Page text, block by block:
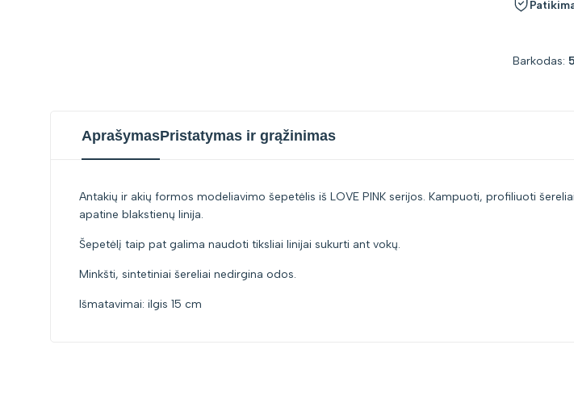
"product"
{{
Barkodas:
AprašymasPristatymas ir grąžinimas
Antakių ir akių formos modeliavimo šepetėlis iš LOVE PINK serijos. Kampuoti, profiliuoti
apatine blakstienų linija.
Šepetėlį taip pat galima naudoti tiksliai linijai sukurti ant vokų.
Minkšti, sintetiniai šereliai nedirgina odos.
Išmatavimai: ilgis 15 cm